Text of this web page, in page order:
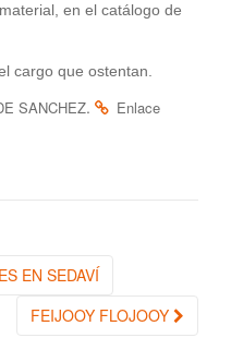
en el catálogo de
cargo que ostentan.
SANCHEZ.
Enlace
entrada
EN SEDAVÍ
FEIJOOY FLOJOOY